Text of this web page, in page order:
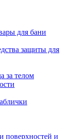
для бани
защиты для
за телом
поверхностей и